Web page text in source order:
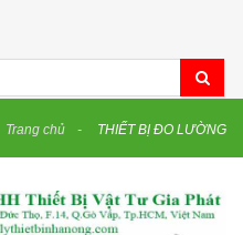
Trang chủ THIẾT BỊ ĐO LƯỜNG